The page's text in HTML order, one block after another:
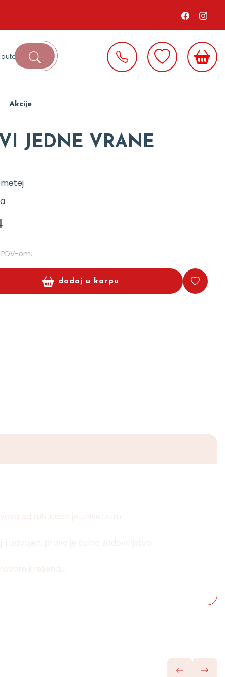
Akcije
JEDNE VRANE
om.
dodaj u korpu
od njih jedan je univerzum.
izdvojen, pravo je čulno zadovoljstvo.
krešendu.